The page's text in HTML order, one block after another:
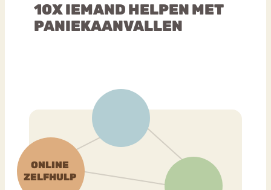
10X IEMAND HELPEN MET
PANIEKAANVALLEN